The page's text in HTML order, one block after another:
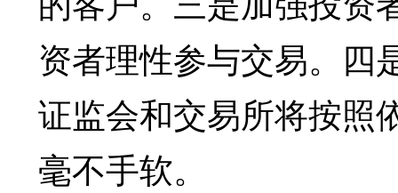
资者理性参与交易。四
证监会和交易所将按照
毫不手软。